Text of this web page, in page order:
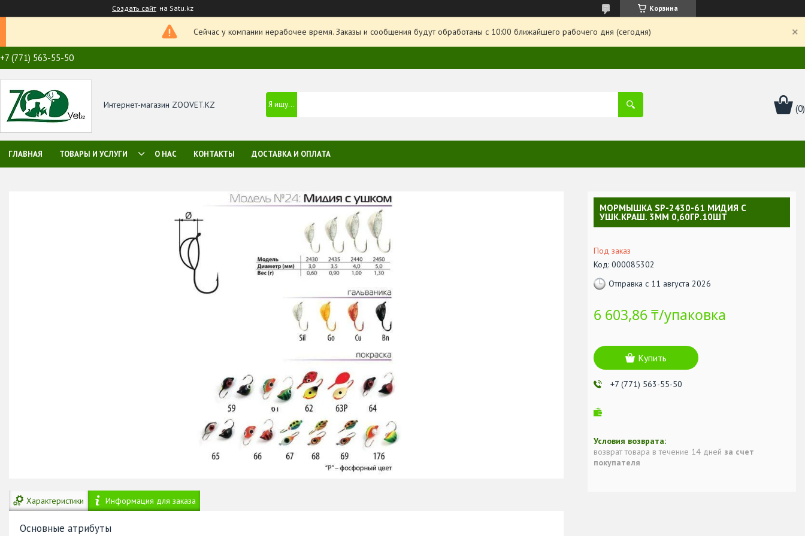
Создать сайт на Satu.kz Корзина
Сейчас у компании нерабочее время. Заказы и сообщения будут обработаны с 10:00 ближайшего рабочего дня (сегодня)
+7 (771) 563-55-50
Интернет-магазин ZOOVET.KZ
ГЛАВНАЯ ТОВАРЫ И УСЛУГИ О НАС КОНТАКТЫ ДОСТАВКА И ОПЛАТА
Характеристики Информация для заказа
Основные атрибуты
МОРМЫШКА SP-2430-61 MИДИЯ С
УШК.КРАШ. 3ММ 0,60ГР.10ШТ
Под заказ
Код: 000085302
Отправка с 11 августа 2026
6 603,86 ₸/упаковка
Купить
+7 (771) 563-55-50
возврат товара в течение 14 дней за счет
покупателя